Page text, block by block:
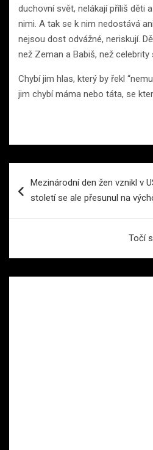
duchovní svět, nelákají příliš děti
nimi. A tak se k nim nedostává
nejsou dost odvážné, neriskují.
než Zeman a Babiš, než celebrity
Chybí jim hlas, který by řekl
jim chybí máma nebo táta, se
proMezinárodní den žen vznikl v
století se ale přesunul na
Točí